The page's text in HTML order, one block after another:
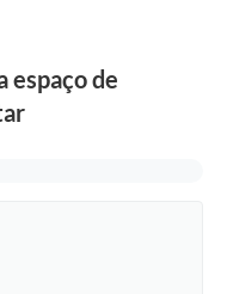
espaço de